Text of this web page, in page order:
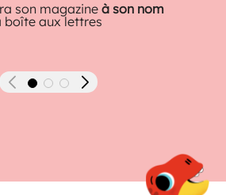
son magazineà son nom
boîte aux lettres
Précédent Suivant